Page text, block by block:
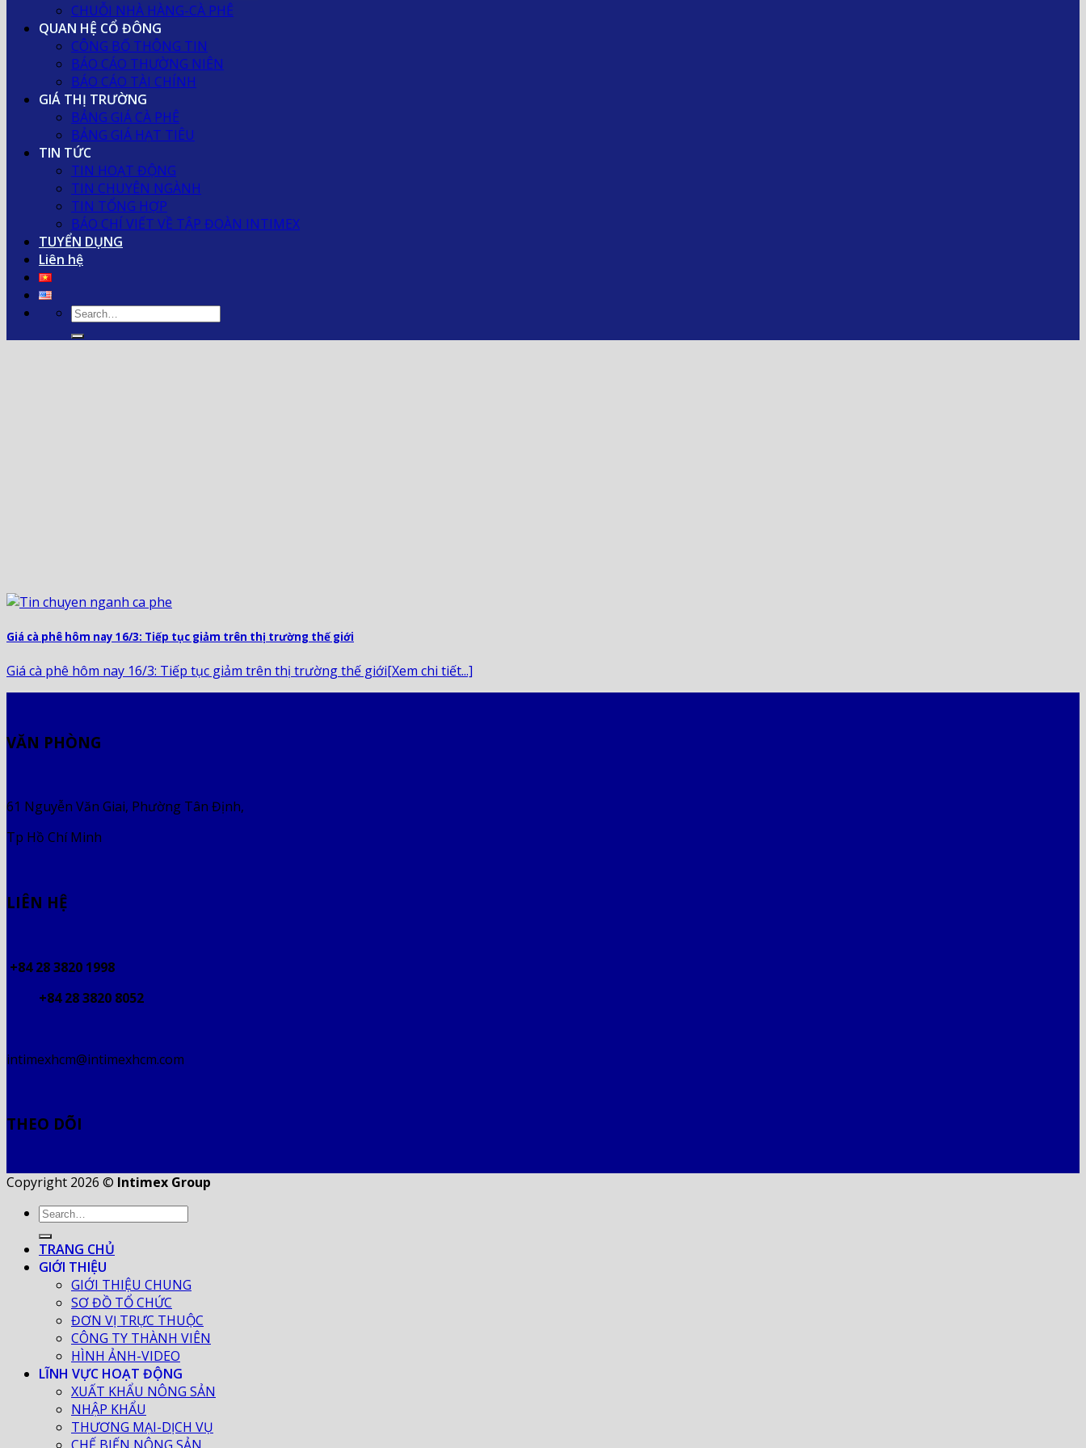
CHUỖI NHÀ HÀNG-CÀ PHÊ
QUAN HỆ CỔ ĐÔNG
CÔNG BỐ THÔNG TIN
BÁO CÁO THƯỜNG NIÊN
BÁO CÁO TÀI CHÍNH
GIÁ THỊ TRƯỜNG
BẢNG GIÁ CÀ PHÊ
BẢNG GIÁ HẠT TIÊU
TIN TỨC
TIN HOẠT ĐỘNG
TIN CHUYÊN NGÀNH
TIN TỔNG HỢP
BÁO CHÍ VIẾT VỀ TẬP ĐOÀN INTIMEX
TUYỂN DỤNG
Liên hệ
Giá cà phê hôm nay 16/3: Tiếp tục giảm trên thị trường thế giới
Giá cà phê hôm nay 16/3: Tiếp tục giảm trên thị trường thế giới[Xem chi tiết...]
VĂN PHÒNG
61 Nguyễn Văn Giai, Phường Tân Định,
Tp Hồ Chí Minh
LIÊN HỆ
+84 28 3820 1998
+84 28 3820 8052
intimexhcm@intimexhcm.com
THEO DÕI
Copyright 2026 © Intimex Group
TRANG CHỦ
GIỚI THIỆU
GIỚI THIỆU CHUNG
SƠ ĐỒ TỔ CHỨC
ĐƠN VỊ TRỰC THUỘC
CÔNG TY THÀNH VIÊN
HÌNH ẢNH-VIDEO
LĨNH VỰC HOẠT ĐỘNG
XUẤT KHẨU NÔNG SẢN
NHẬP KHẨU
THƯƠNG MẠI-DỊCH VỤ